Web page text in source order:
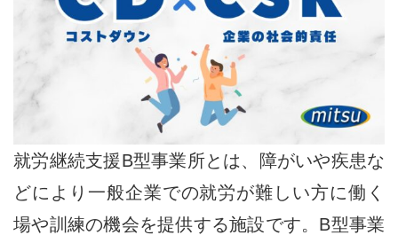
就労継続支援B型事業所とは、障がいや疾患な
どにより一般企業での就労が難しい方に働く
場や訓練の機会を提供する施設です。B型事業